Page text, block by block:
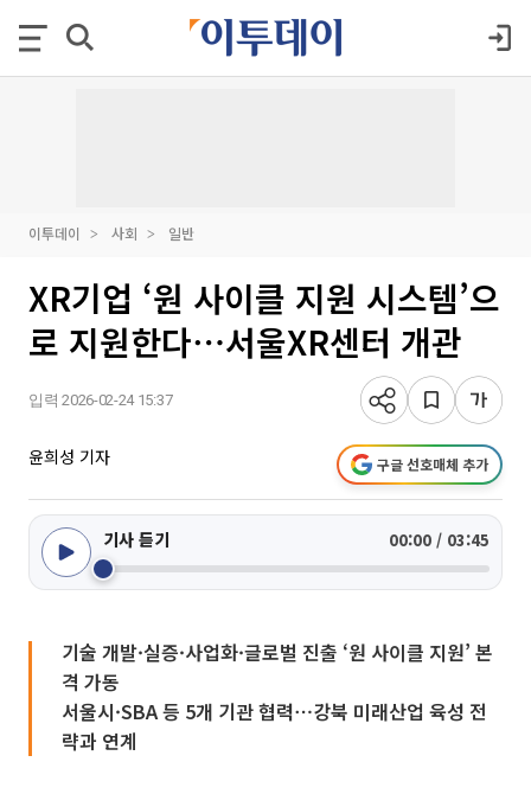
이투데이 사회 일반
XR기업 ‘원 사이클 지원 시스템’으
로 지원한다⋯서울XR센터 개관
입력 2026-02-24 15:37
윤희성 기자 구글 선호매체 추가
기사 듣기 00:00 / 03:45
기술 개발·실증·사업화·글로벌 진출 ‘원 사이클 지원’ 본
격 가동
서울시·SBA 등 5개 기관 협력⋯강북 미래산업 육성 전
략과 연계